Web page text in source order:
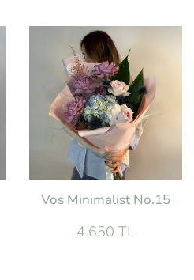
Vos Minimalist No.15
4.650 TL